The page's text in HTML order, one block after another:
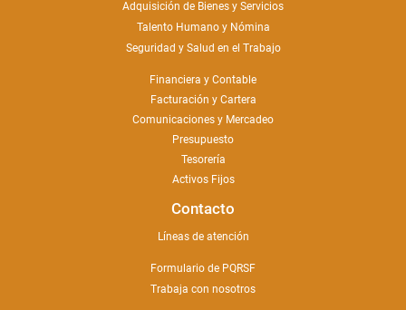
Adquisición de Bienes y Servicios
Talento Humano y Nómina
Seguridad y Salud en el Trabajo
Financiera y Contable
Facturación y Cartera
Comunicaciones y Mercadeo
Presupuesto
Tesorería
Activos Fijos
Contacto
Líneas de atención
Formulario de PQRSF
Trabaja con nosotros